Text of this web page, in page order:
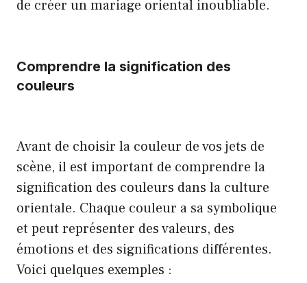
de créer un mariage oriental inoubliable.
Comprendre la signification des
couleurs
Avant de choisir la couleur de vosjets de
scène, il est important de comprendre la
signification des couleurs dans la culture
orientale. Chaque couleur a sa symbolique
et peut représenter des valeurs, des
émotions et des significations différentes.
Voici quelques exemples :